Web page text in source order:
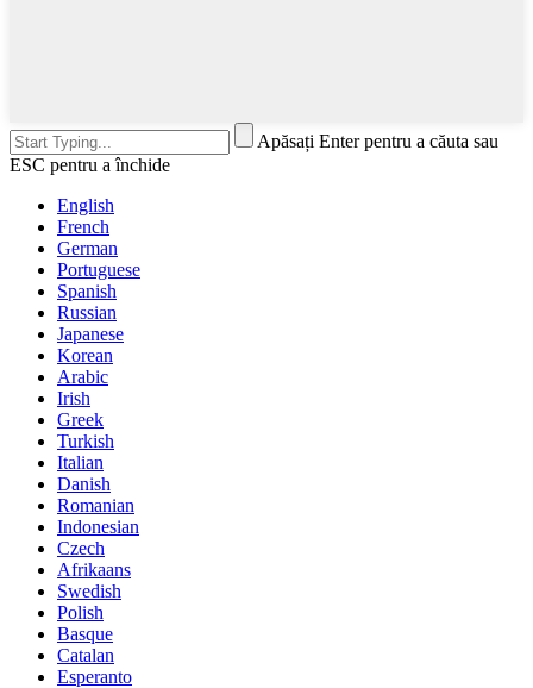
Apăsați Enter pentru a căuta sau
ESC pentru a închide
English
French
German
Portuguese
Spanish
Russian
Japanese
Korean
Arabic
Irish
Greek
Turkish
Italian
Danish
Romanian
Indonesian
Czech
Afrikaans
Swedish
Polish
Basque
Catalan
Esperanto